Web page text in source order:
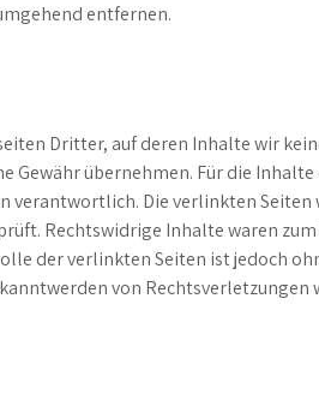
entfernen.
Dritter, auf deren Inhalte wir
Gewähr übernehmen. Für die
verantwortlich. Die verlinkten
Rechtswidrige Inhalte waren
der verlinkten Seiten ist jedoch
von Rechtsverletzungen